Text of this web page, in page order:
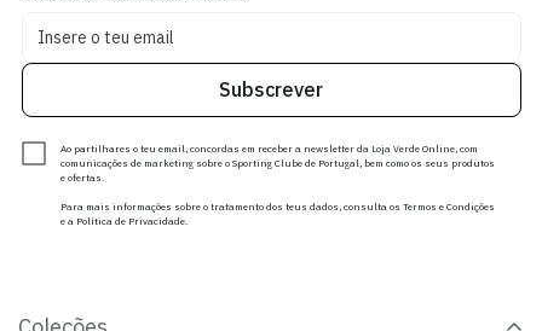
Subscrever
Ao partilhares o teu email, concordas em receber a newsletter da Loja Verde Online, com
comunicações de marketing sobre o Sporting Clube de Portugal, bem como os seus produtos
e ofertas.
Para mais informações sobre o tratamento dos teus dados, consulta os Termos e Condições
e a Política de Privacidade.